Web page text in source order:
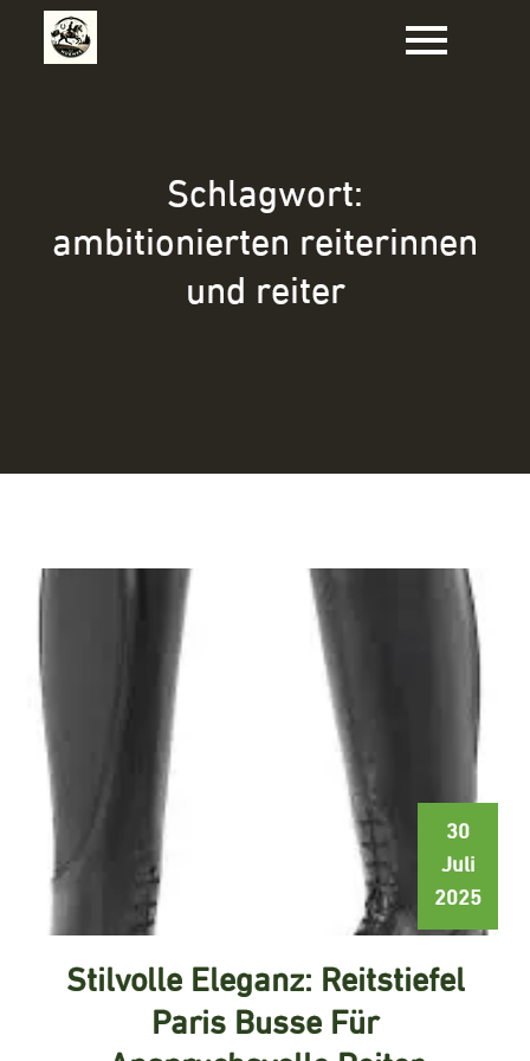
Schlagwort:
ambitionierten reiterinnen
und reiter
30
Juli
2025
Stilvolle Eleganz: Reitstiefel
Paris Busse Für